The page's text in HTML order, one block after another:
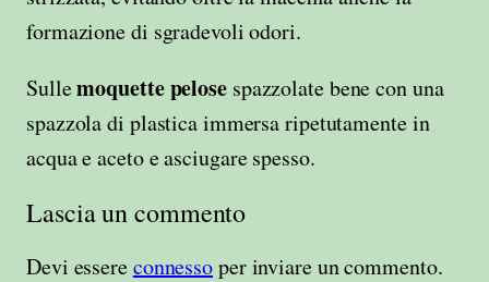
formazione di sgradevoli odori.
Sullemoquette pelosespazzolate bene con una
spazzola di plastica immersa ripetutamente in
acqua e aceto e asciugare spesso.
Lascia un commento
Devi essereconnessoper inviare un commento.